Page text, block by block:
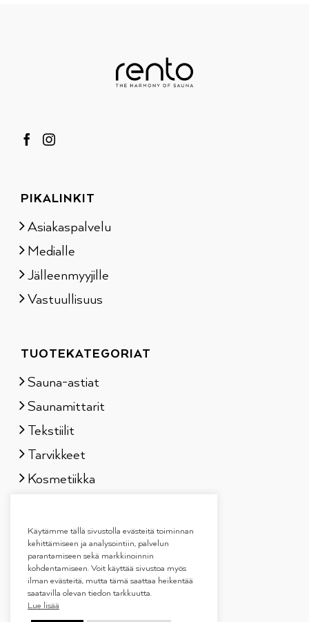
PIKALINKIT
Asiakaspalvelu
Medialle
Jälleenmyyjille
Vastuullisuus
TUOTEKATEGORIAT
Sauna-astiat
Saunamittarit
Tekstiilit
Tarvikkeet
Kosmetiikka
Lahjapakkaukset
Käytämme tällä sivustolla evästeitä toiminnan
kehittämiseen ja analysointiin, palvelun
parantamiseen sekä markkinoinnin
kohdentamiseen. Voit käyttää sivustoa myös
ilman evästeitä, mutta tämä saattaa heikentää
saatavilla olevan tiedon tarkkuutta.
Lue lisää